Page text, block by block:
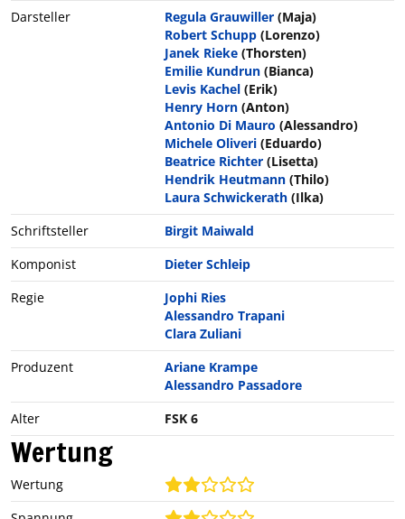
Darsteller
Regula Grauwiller (Maja)
Robert Schupp (Lorenzo)
Janek Rieke (Thorsten)
Emilie Kundrun (Bianca)
Levis Kachel (Erik)
Henry Horn (Anton)
Antonio Di Mauro (Alessandro)
Michele Oliveri (Eduardo)
Beatrice Richter (Lisetta)
Hendrik Heutmann (Thilo)
Laura Schwickerath (Ilka)
Schriftsteller
Birgit Maiwald
Komponist
Dieter Schleip
Regie
Jophi Ries
Alessandro Trapani
Clara Zuliani
Produzent
Ariane Krampe
Alessandro Passadore
Alter
FSK 6
Wertung
Wertung